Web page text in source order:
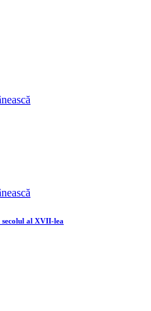
al XVII-lea